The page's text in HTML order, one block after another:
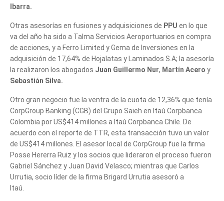
Ibarra.
Otras asesorías en fusiones y adquisiciones de PPU en lo que
va del año ha sido a Talma Servicios Aeroportuarios en compra
de acciones, y a Ferro Limited y Gema de Inversiones en la
adquisición de 17,64% de Hojalatas y Laminados S.A; la asesoría
la realizaron los abogados Juan Guillermo Nur, Martín Acero y
Sebastián Silva.
Otro gran negocio fue la ventra de la cuota de 12,36% que tenía
CorpGroup Banking (CGB) del Grupo Saieh en Itaú Corpbanca
Colombia por US$414 millones a Itaú Corpbanca Chile. De
acuerdo con el reporte de TTR, esta transacción tuvo un valor
de US$414 millones. El asesor local de CorpGroup fue la firma
Posse Hererra Ruiz y los socios que lideraron el proceso fueron
Gabriel Sánchez y Juan David Velasco; mientras que Carlos
Urrutia, socio líder de la firma Brigard Urrutia asesoró a
Itaú.